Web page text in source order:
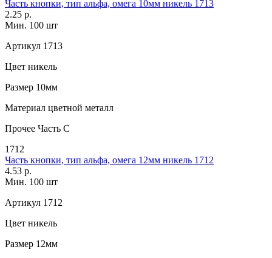
Часть кнопки, тип альфа, омега 10мм никель 1713
2.25 р.
Мин. 100 шт
Артикул 1713
Цвет никель
Размер 10мм
Материал цветной металл
Прочее Часть С
1712
Часть кнопки, тип альфа, омега 12мм никель 1712
4.53 р.
Мин. 100 шт
Артикул 1712
Цвет никель
Размер 12мм